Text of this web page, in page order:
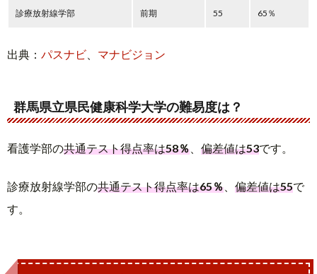
診療放射線学部 前期 55 65％
出典： パスナビ マナビジョン
群馬県立県民健康科学大学の難易度は？
看護学部の共通テスト得点率は58％ 偏差値は53です。
診療放射線学部の共通テスト得点率は65％ 偏差値は55で
す。